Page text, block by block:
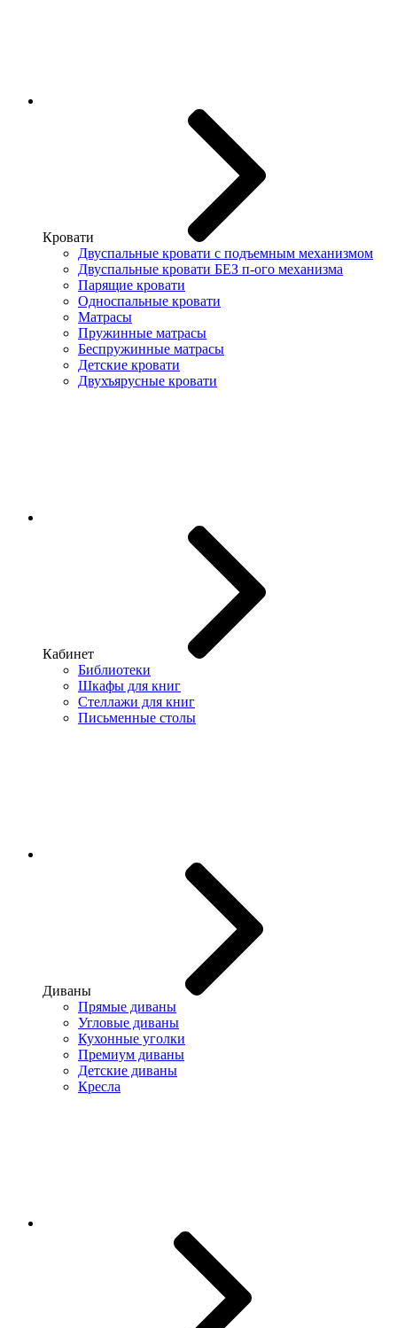
Кровати
Двуспальные кровати с подъемным механизмом
Двуспальные кровати БЕЗ п-ого механизма
Парящие кровати
Односпальные кровати
Матрасы
Пружинные матрасы
Беспружинные матрасы
Детские кровати
Двухъярусные кровати
Кабинет
Библиотеки
Шкафы для книг
Стеллажи для книг
Письменные столы
Диваны
Прямые диваны
Угловые диваны
Кухонные уголки
Премиум диваны
Детские диваны
Кресла